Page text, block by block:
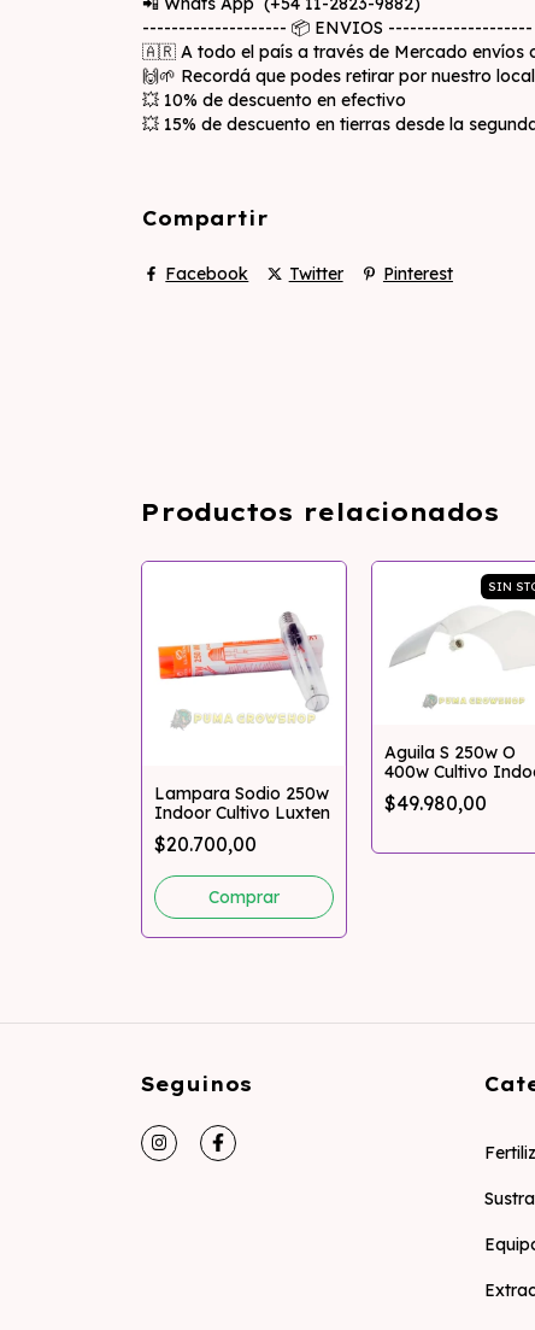
-------------------- 📦 ENVIOS --------------------
🇦🇷 A todo el país a través de Mercado envíos
🙌🌱 Recordá que podes retirar por nuestro
💥 10% de descuento en efectivo
💥 15% de descuento en tierras desde la
Compartir
Facebook Twitter Pinterest
Productos relacionados
Lampara Sodio 250w
Indoor Cultivo Luxten
$20.700,00
SIN
Aguila S 250w O
400w Cultivo
$49.980,00
Seguinos